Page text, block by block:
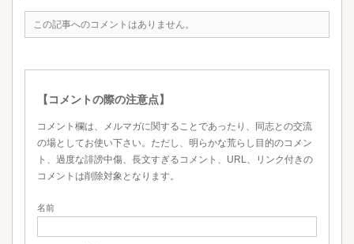
この記事へのコメントはありません。
【コメントの際の注意点】
コメント欄は、メルマガに関することであったり、同志との交流
の場としてお使い下さい。ただし、明らかな荒らし目的のコメン
ト、過度な誹謗中傷、長文すぎるコメント、URL、リンク付きの
コメントは削除対象となります。
名前